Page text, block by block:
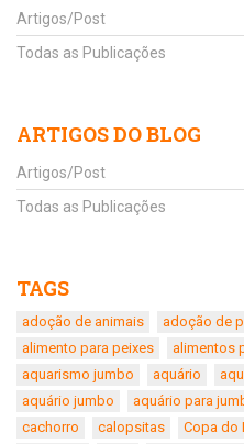
Artigos/Post
Todas as Publicações
ARTIGOS DO BLOG
Artigos/Post
Todas as Publicações
TAGS
adoção de animais adoção de
alimento para peixes
alimentos
aquarismo jumbo
aquário
aquário jumbo
aquário para
cachorro
calopsitas Copa do